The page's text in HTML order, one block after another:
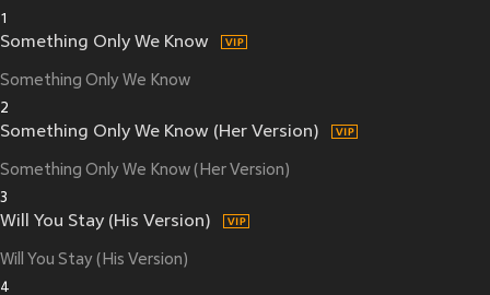
1
Something Only We Know
Something Only We Know
2
Something Only We Know (Her Version)
Something Only We Know (Her Version)
3
Will You Stay (His Version)
Will You Stay (His Version)
4